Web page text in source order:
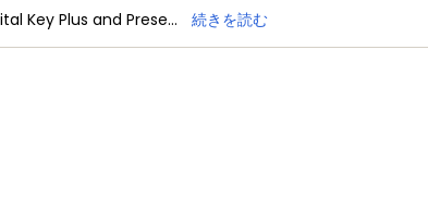
NXP Trimension Ultra-Wideband Powers BMW Group’s Digital Key Plus and Presence Detection 続きを読む